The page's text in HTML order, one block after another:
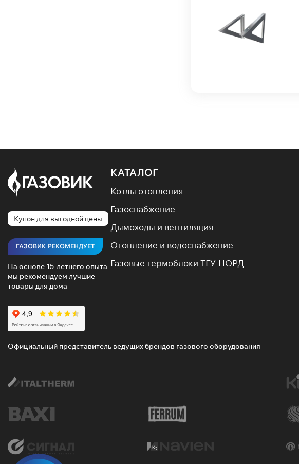
Купон для выгодной цены
ГАЗОВИК РЕКОМЕНДУЕТ
На основе 15-летнего опыта
мы рекомендуем лучшие
товары для дома
КАТАЛОГ
Котлы отопления
Газоснабжение
Дымоходы и вентиляция
Отопление и водоснабжение
Газовые термоблоки ТГУ-НОРД
Официальный представитель ведущих брендов газового оборудования